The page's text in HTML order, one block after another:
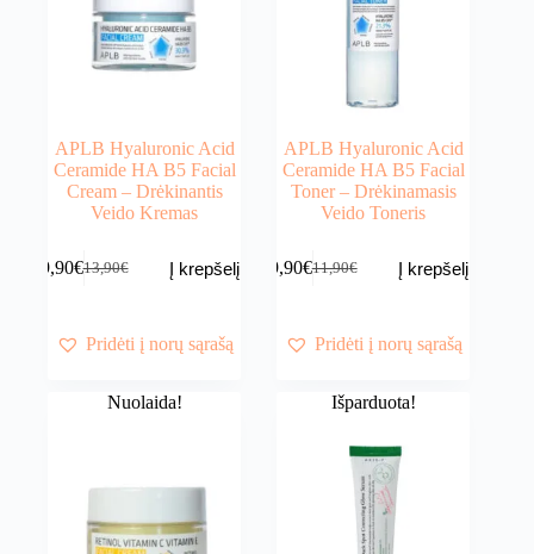
APLB Hyaluronic Acid
Ceramide HA B5 Facial
Cream – Drėkinantis
Veido Kremas
13,90€
Original
13,90€.
9,90€Current
9,90€.
Į krepšelį
Pridėti į norų sąrašą
APLB Hyaluronic Acid
Ceramide HA B5 Facial
Toner – Drėkinamasis
Veido Toneris
11,90€
Original
11,90€.
9,90€Current
9,90€.
Į krepšelį
Pridėti į norų sąrašą
Nuolaida! Išparduota!